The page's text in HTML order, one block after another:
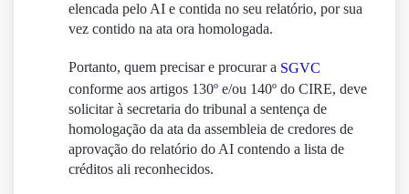
elencada pelo AI e contida no seu relatório, por sua
vez contido na ata ora homologada.
Portanto, quem precisar e procurar a SGVC
conforme aos artigos 130º e/ou 140º do CIRE, deve
solicitar à secretaria do tribunal a sentença de
homologação da ata da assembleia de credores de
aprovação do relatório do AI contendo a lista de
créditos ali reconhecidos.